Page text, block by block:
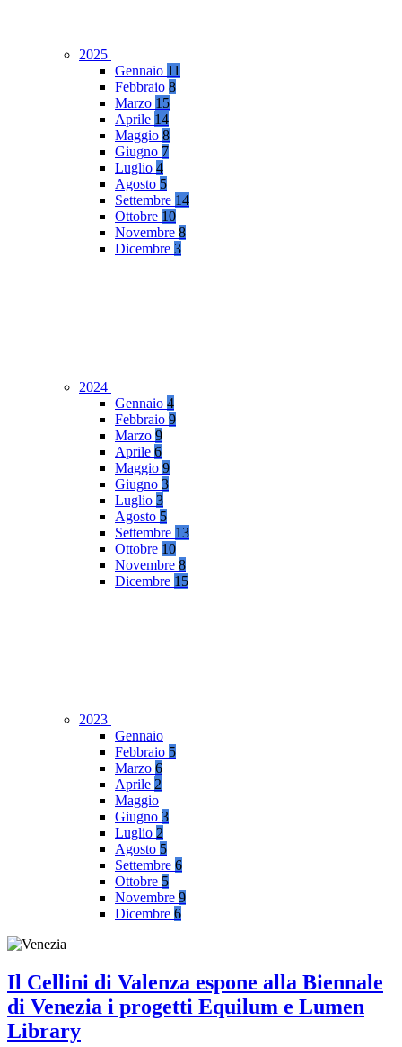
2025
Gennaio 11
Febbraio 8
Marzo 15
Aprile 14
Maggio 8
Giugno 7
Luglio 4
Agosto 5
Settembre 14
Ottobre 10
Novembre 8
Dicembre 3
2024
Gennaio 4
Febbraio 9
Marzo 9
Aprile 6
Maggio 9
Giugno 3
Luglio 3
Agosto 5
Settembre 13
Ottobre 10
Novembre 8
Dicembre 15
2023
Gennaio
Febbraio 5
Marzo 6
Aprile 2
Maggio
Giugno 3
Luglio 2
Agosto 5
Settembre 6
Ottobre 5
Novembre 9
Dicembre 6
Il Cellini di Valenza espone alla Biennale
di Venezia i progetti Equilum e Lumen
Library